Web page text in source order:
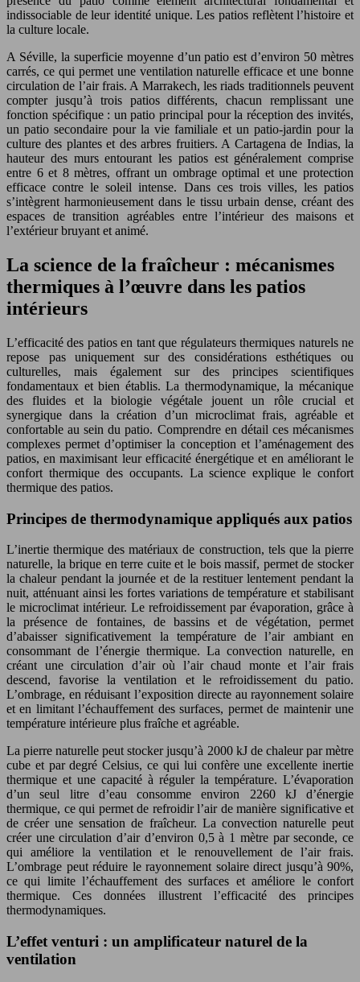
indissociable de leur identité unique. Les patios reflètent l’histoire et
la culture locale.
A Séville, la superficie moyenne d’un patio est d’environ 50 mètres
carrés, ce qui permet une ventilation naturelle efficace et une bonne
circulation de l’air frais. A Marrakech, les riads traditionnels peuvent
compter jusqu’à trois patios différents, chacun remplissant une
fonction spécifique : un patio principal pour la réception des invités,
un patio secondaire pour la vie familiale et un patio-jardin pour la
culture des plantes et des arbres fruitiers. A Cartagena de Indias, la
hauteur des murs entourant les patios est généralement comprise
entre 6 et 8 mètres, offrant un ombrage optimal et une protection
efficace contre le soleil intense. Dans ces trois villes, les patios
s’intègrent harmonieusement dans le tissu urbain dense, créant des
espaces de transition agréables entre l’intérieur des maisons et
l’extérieur bruyant et animé.
La science de la fraîcheur : mécanismes
thermiques à l’œuvre dans les patios
intérieurs
L’efficacité des patios en tant que régulateurs thermiques naturels ne
repose pas uniquement sur des considérations esthétiques ou
culturelles, mais également sur des principes scientifiques
fondamentaux et bien établis. La thermodynamique, la mécanique
des fluides et la biologie végétale jouent un rôle crucial et
synergique dans la création d’un microclimat frais, agréable et
confortable au sein du patio. Comprendre en détail ces mécanismes
complexes permet d’optimiser la conception et l’aménagement des
patios, en maximisant leur efficacité énergétique et en améliorant le
confort thermique des occupants. La science explique le confort
thermique des patios.
Principes de thermodynamique appliqués aux patios
L’inertie thermique des matériaux de construction, tels que la pierre
naturelle, la brique en terre cuite et le bois massif, permet de stocker
la chaleur pendant la journée et de la restituer lentement pendant la
nuit, atténuant ainsi les fortes variations de température et stabilisant
le microclimat intérieur. Le refroidissement par évaporation, grâce à
la présence de fontaines, de bassins et de végétation, permet
d’abaisser significativement la température de l’air ambiant en
consommant de l’énergie thermique. La convection naturelle, en
créant une circulation d’air où l’air chaud monte et l’air frais
descend, favorise la ventilation et le refroidissement du patio.
L’ombrage, en réduisant l’exposition directe au rayonnement solaire
et en limitant l’échauffement des surfaces, permet de maintenir une
température intérieure plus fraîche et agréable.
La pierre naturelle peut stocker jusqu’à 2000 kJ de chaleur par mètre
cube et par degré Celsius, ce qui lui confère une excellente inertie
thermique et une capacité à réguler la température. L’évaporation
d’un seul litre d’eau consomme environ 2260 kJ d’énergie
thermique, ce qui permet de refroidir l’air de manière significative et
de créer une sensation de fraîcheur. La convection naturelle peut
créer une circulation d’air d’environ 0,5 à 1 mètre par seconde, ce
qui améliore la ventilation et le renouvellement de l’air frais.
L’ombrage peut réduire le rayonnement solaire direct jusqu’à 90%,
ce qui limite l’échauffement des surfaces et améliore le confort
thermique. Ces données illustrent l’efficacité des principes
thermodynamiques.
L’effet venturi : un amplificateur naturel de la
ventilation